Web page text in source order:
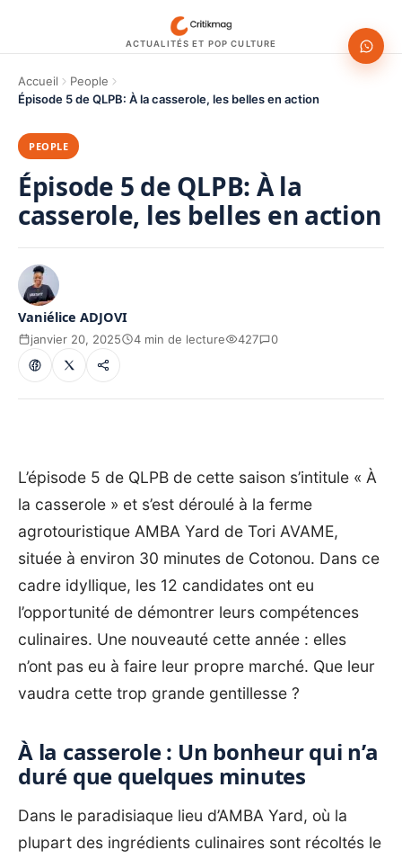
ACTUALITÉS ET POP CULTURE
Accueil
People
Épisode 5 de QLPB: À la casserole, les belles en action
PEOPLE
Épisode 5 de QLPB: À la
casserole, les belles en action
Vaniélice ADJOVI
janvier 20, 2025 4 min de lecture 427 0
L’épisode 5 de QLPB de cette saison s’intitule « À
la casserole » et s’est déroulé à la ferme
agrotouristique AMBA Yard de Tori AVAME,
située à environ 30 minutes de Cotonou. Dans ce
cadre idyllique, les 12 candidates ont eu
l’opportunité de démontrer leurs compétences
culinaires. Une nouveauté cette année : elles
n’ont pas eu à faire leur propre marché. Que leur
vaudra cette trop grande gentillesse ?
À la casserole : Un bonheur qui n’a
duré que quelques minutes
Dans le paradisiaque lieu d’AMBA Yard, où la
plupart des ingrédients culinaires sont récoltés le